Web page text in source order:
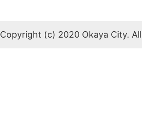
Copyright (c) 2020 Okaya City.